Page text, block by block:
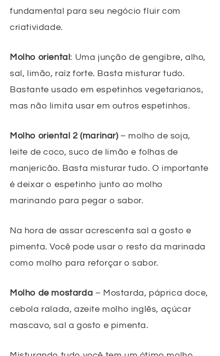
fundamental para seu negócio fluir com
criatividade.
Molho oriental: Uma junção de gengibre, alho,
sal, limão, raíz forte. Basta misturar tudo.
Bastante usado em espetinhos vegetarianos,
mas não limita usar em outros espetinhos.
Molho oriental 2 (marinar)– molho de soja,
leite de coco, suco de limão e folhas de
manjericão. Basta misturar tudo. O importante
é deixar o espetinho junto ao molho
marinando para pegar o sabor.
Na hora de assar acrescenta sal a gosto e
pimenta. Você pode usar o resto da marinada
como molho para reforçar o sabor.
Molho de mostarda – Mostarda, páprica doce,
cebola ralada, azeite molho inglês, açúcar
mascavo, sal a gosto e pimenta.